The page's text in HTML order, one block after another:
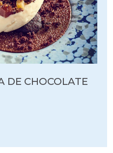
DE CHOCOLATE